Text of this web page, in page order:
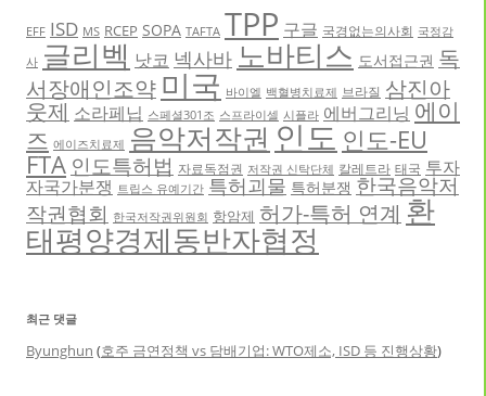
EFF ISD MS RCEP SOPA TAFTA TPP 구글 국경없는의사회 국정감
사 글리벡 낫코 넥사바 노바티스 도서접근권 독
서장애인조약 미국 바이엘 백혈병치료제 브라질 삼진아
웃제 소라페닙 스페셜301조 스프라이셀 시플라 에버그리닝 에이
즈 에이즈치료제 음악저작권 인도 인도-EU
FTA 인도특허법 자료독점권 저작권 신탁단체 칼레트라 태국 투자
자국가분쟁 트립스 유예기간 특허괴물 특허분쟁 한국음악저
작권협회 한국저작권위원회 항암제 허가-특허 연계 환
태평양경제동반자협정
최근 댓글
Byunghun (호주 금연정책 vs 담배기업: WTO제소, ISD 등 진행상황)